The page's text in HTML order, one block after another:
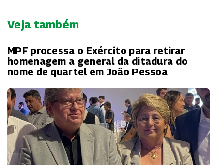
Veja também
MPF processa o Exército para retirar
homenagem a general da ditadura do
nome de quartel em João Pessoa